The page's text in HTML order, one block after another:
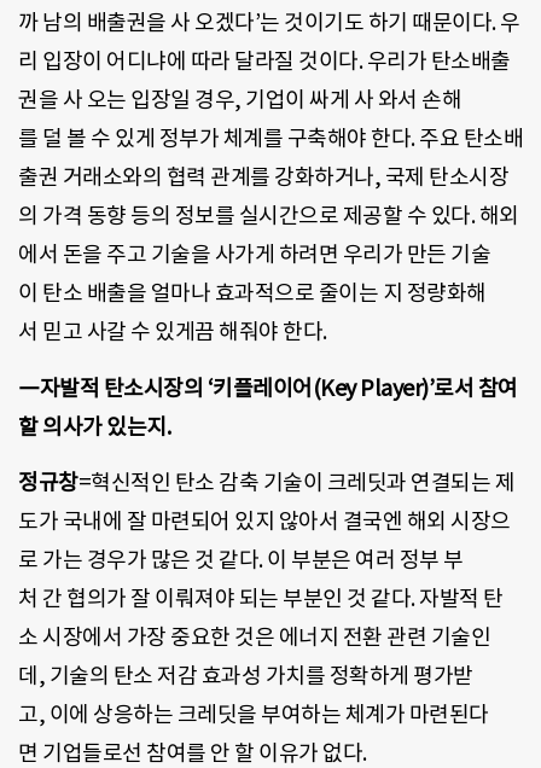
까 남의 배출권을 사 오겠다’는 것이기도 하기 때문이다. 우
리 입장이 어디냐에 따라 달라질 것이다. 우리가 탄소배출
권을 사 오는 입장일 경우, 기업이 싸게 사 와서 손해
를 덜 볼 수 있게 정부가 체계를 구축해야 한다. 주요 탄소배
출권 거래소와의 협력 관계를 강화하거나, 국제 탄소시장
의 가격 동향 등의 정보를 실시간으로 제공할 수 있다. 해외
에서 돈을 주고 기술을 사가게 하려면 우리가 만든 기술
이 탄소 배출을 얼마나 효과적으로 줄이는 지 정량화해
서 믿고 사갈 수 있게끔 해줘야 한다.
―자발적 탄소시장의 ‘키플레이어(Key Player)’로서 참여
할 의사가 있는지.
정규창=혁신적인 탄소 감축 기술이 크레딧과 연결되는 제
도가 국내에 잘 마련되어 있지 않아서 결국엔 해외 시장으
로 가는 경우가 많은 것 같다. 이 부분은 여러 정부 부
처 간 협의가 잘 이뤄져야 되는 부분인 것 같다. 자발적 탄
소 시장에서 가장 중요한 것은 에너지 전환 관련 기술인
데, 기술의 탄소 저감 효과성 가치를 정확하게 평가받
고, 이에 상응하는 크레딧을 부여하는 체계가 마련된다
면 기업들로선 참여를 안 할 이유가 없다.